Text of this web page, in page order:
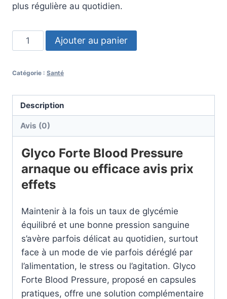
plus régulière au quotidien.
quantité
de
Forte
Pressure
Ajouter au panier
Catégorie : Santé
Description
Avis (0)
Glyco Forte Blood Pressure
arnaque ou efficace avis prix
effets
Maintenir à la fois un taux de glycémie
équilibré et une bonne pression sanguine
s’avère parfois délicat au quotidien, surtout
face à un mode de vie parfois déréglé par
l’alimentation, le stress ou l’agitation. Glyco
Forte Blood Pressure, proposé en capsules
pratiques, offre une solution complémentaire